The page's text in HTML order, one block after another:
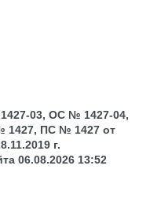
03, ОС № 1427-04,
ПС № 1427 от
г.
06.08.2026 13:52